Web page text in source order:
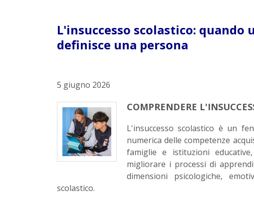
L'insuccesso scolastico:
definisce una persona
5 giugno 2026
COMPRENDERE
L'insuccesso scolastico è un
numerica delle competenze
famiglie e istituzioni
migliorare i processi di
dimensioni psicologiche,
scolastico.